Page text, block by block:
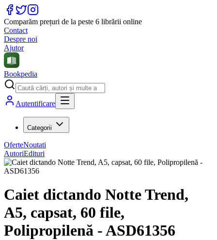
Comparăm prețuri de la peste 6 librării online
Contact
Despre noi
Ajutor
Bookpedia
Autentificare
Categorii
OferteNoutati
AutoriEdituri
Caiet dictando Notte Trend,
A5, capsat, 60 file,
Polipropilenă - ASD61356